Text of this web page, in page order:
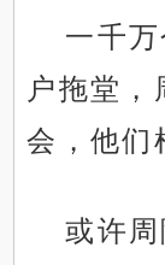
一千
户拖堂
会，他们
或许周